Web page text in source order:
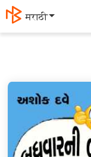
मराठी